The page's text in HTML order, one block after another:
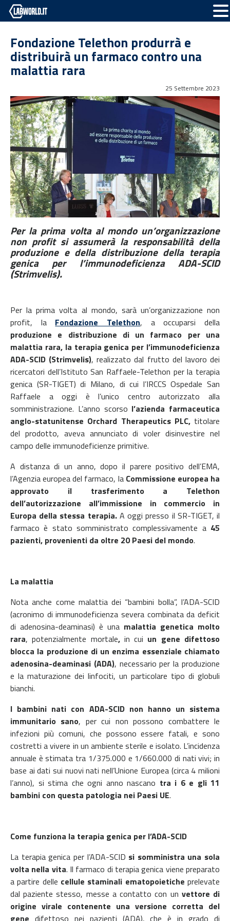
Fondazione Telethon produrrà e
distribuirà un farmaco contro una
malattia rara
25 Settembre 2023
Per la prima volta al mondo un’organizzazione
non profit si assumerà la responsabilità della
produzione e della distribuzione della terapia
genica per l’immunodeficienza ADA-SCID
(Strimvelis).
Per la prima volta al mondo, sarà un’organizzazione non
profit, la Fondazione Telethon, a occuparsi della
produzione e distribuzione di un farmaco per una
malattia rara, la terapia genica per l’immunodeficienza
ADA-SCID (Strimvelis), realizzato dal frutto del lavoro dei
ricercatori dell’Istituto San Raffaele-Telethon per la terapia
genica (SR-TIGET) di Milano, di cui l’IRCCS Ospedale San
Raffaele a oggi è l’unico centro autorizzato alla
somministrazione. L’anno scorso l’azienda farmaceutica
anglo-statunitense Orchard Therapeutics PLC, titolare
del prodotto, aveva annunciato di voler disinvestire nel
campo delle immunodeficienze primitive.
A distanza di un anno, dopo il parere positivo dell’EMA,
l’Agenzia europea del farmaco, la Commissione europea ha
approvato il trasferimento a Telethon
dell’autorizzazione all’immissione in commercio in
Europa della stessa terapia. A oggi presso il SR-TIGET, il
farmaco è stato somministrato complessivamente a 45
pazienti, provenienti da oltre 20 Paesi del mondo.
La malattia
Nota anche come malattia dei “bambini bolla”, l’ADA-SCID
(acronimo di immunodeficienza severa combinata da deficit
di adenosina-deaminasi) è una malattia genetica molto
rara, potenzialmente mortale, in cui un gene difettoso
blocca la produzione di un enzima essenziale chiamato
adenosina-deaminasi (ADA), necessario per la produzione
e la maturazione dei linfociti, un particolare tipo di globuli
bianchi.
I bambini nati con ADA-SCID non hanno un sistema
immunitario sano, per cui non possono combattere le
infezioni più comuni, che possono essere fatali, e sono
costretti a vivere in un ambiente sterile e isolato. L’incidenza
annuale è stimata tra 1/375.000 e 1/660.000 di nati vivi; in
base ai dati sui nuovi nati nell’Unione Europea (circa 4 milioni
l’anno), si stima che ogni anno nascano tra i 6 e gli 11
bambini con questa patologia nei Paesi UE.
Come funziona la terapia genica per l’ADA-SCID
La terapia genica per l’ADA-SCID si somministra una sola
volta nella vita. Il farmaco di terapia genica viene preparato
a partire delle cellule staminali ematopoietiche prelevate
dal paziente stesso, messe a contatto con un vettore di
origine virale contenente una versione corretta del
gene difettoso nei pazienti (ADA), che è in grado di